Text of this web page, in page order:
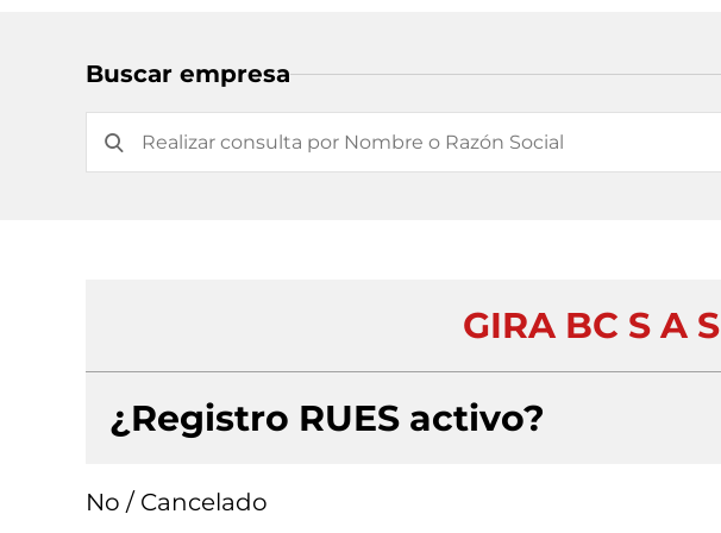
Buscar empresa
GIRA BC S A S
¿Registro RUES activo?
No / Cancelado